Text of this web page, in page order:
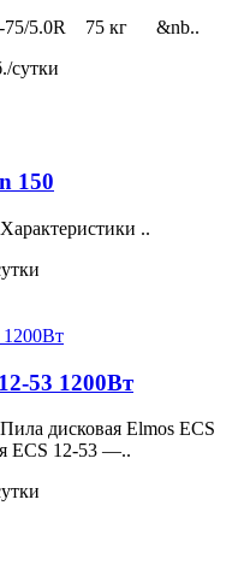
75/5.0R 75 кг &nb..
сутки
150
..
53 1200Вт
дисковая Elmos ECS
ECS 12-53 —..